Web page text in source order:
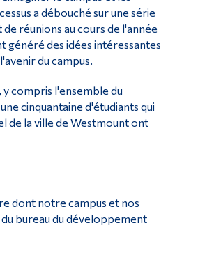
a débouché sur une série
réunions au cours de l'année
généré des idées intéressantes
du campus.
compris l'ensemble du
cinquantaine d'étudiants qui
de la ville de Westmount ont
dont notre campus et nos
bureau du développement